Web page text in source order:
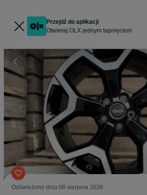
Przejdź do aplikacji
Otwieraj OLX jednym tapnięciem
Odświeżono dnia 06 sierpnia 2026